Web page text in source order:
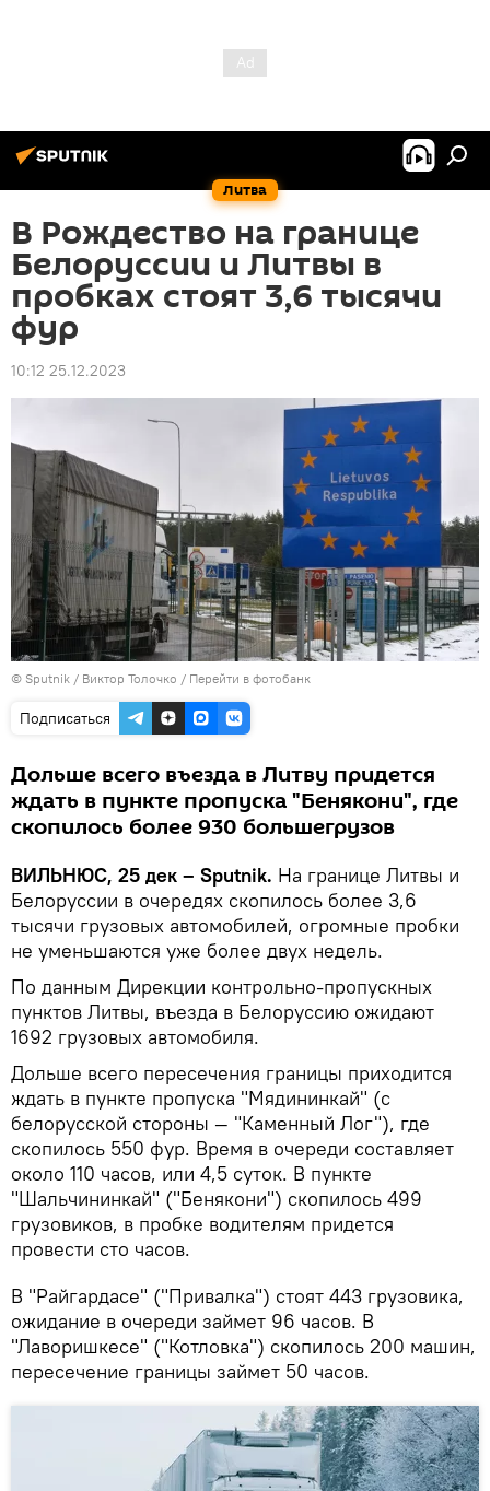
Литва
В Рождество на границе
Белоруссии и Литвы в
пробках стоят 3,6 тысячи
фур
10:12 25.12.2023
© Sputnik / Виктор Толочко / Перейти в фотобанк
Подписаться
Дольше всего въезда в Литву придется
ждать в пункте пропуска "Бенякони", где
скопилось более 930 большегрузов
ВИЛЬНЮС, 25 дек – Sputnik. На границе Литвы и
Белоруссии в очередях скопилось более 3,6
тысячи грузовых автомобилей, огромные пробки
не уменьшаются уже более двух недель.
По данным Дирекции контрольно-пропускных
пунктов Литвы, въезда в Белоруссию ожидают
1692 грузовых автомобиля.
Дольше всего пересечения границы приходится
ждать в пункте пропуска "Мядининкай" (с
белорусской стороны — "Каменный Лог"), где
скопилось 550 фур. Время в очереди составляет
около 110 часов, или 4,5 суток. В пункте
"Шальчининкай" ("Бенякони") скопилось 499
грузовиков, в пробке водителям придется
провести сто часов.
В "Райгардасе" ("Привалка") стоят 443 грузовика,
ожидание в очереди займет 96 часов. В
"Лаворишкесе" ("Котловка") скопилось 200 машин,
пересечение границы займет 50 часов.